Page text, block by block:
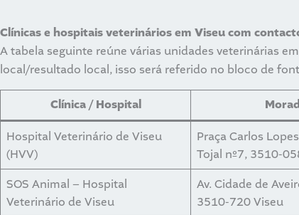
Clínicas e hospitais veterinários em Viseu com
A tabela seguinte reúne várias unidades veterinárias
local/resultado local, isso será referido no bloco de
Clínica / Hospital
Hospital Veterinário de Viseu
(HVV)
Praça Carlos
Tojal nº7, 3510-
SOS Animal – Hospital
Veterinário de Viseu
Av. Cidade de
3510-720 Viseu